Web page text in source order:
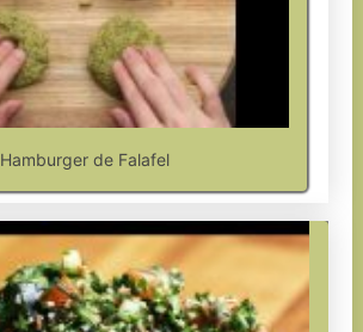
Hamburger de Falafel